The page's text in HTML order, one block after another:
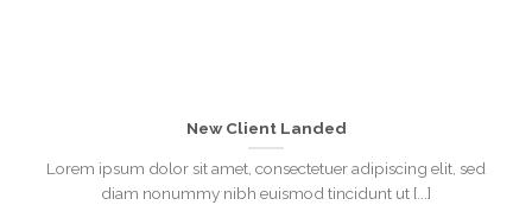
New Client Landed
Lorem ipsum dolor sit amet, consectetuer adipiscing elit, sed
diam nonummy nibh euismod tincidunt ut [...]